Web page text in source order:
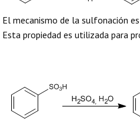
El mecanismo de la sulfonación
Esta propiedad es utilizada para